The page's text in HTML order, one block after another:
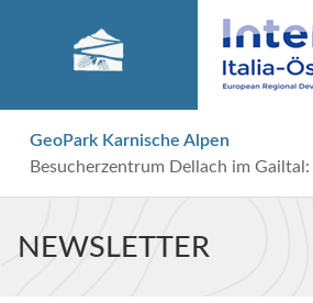
GeoPark Karnische Alpen
Besucherzentrum Dellach im Gailtal:
NEWSLETTER